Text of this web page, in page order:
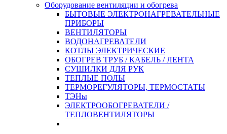
Оборудование вентиляции и обогрева
БЫТОВЫЕ ЭЛЕКТРОНАГРЕВАТЕЛЬНЫЕ
ПРИБОРЫ
ВЕНТИЛЯТОРЫ
ВОДОНАГРЕВАТЕЛИ
КОТЛЫ ЭЛЕКТРИЧЕСКИЕ
ОБОГРЕВ ТРУБ / КАБЕЛЬ / ЛЕНТА
СУШИЛКИ ДЛЯ РУК
ТЕПЛЫЕ ПОЛЫ
ТЕРМОРЕГУЛЯТОРЫ, ТЕРМОСТАТЫ
ТЭНы
ЭЛЕКТРООБОГРЕВАТЕЛИ /
ТЕПЛОВЕНТИЛЯТОРЫ